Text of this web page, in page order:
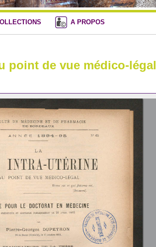
A PROPOS
point de vue médico-légal